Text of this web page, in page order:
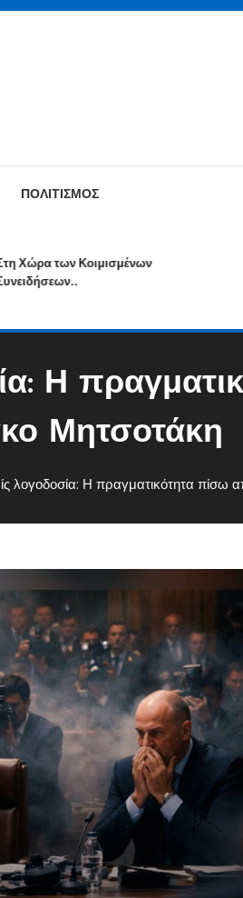
ΠΟΛΙΤΙΣΜΟΣ
των Κοιμισμένων
Η
Μητσοτάκη
λογοδοσία: Η πραγματικότητα πίσω